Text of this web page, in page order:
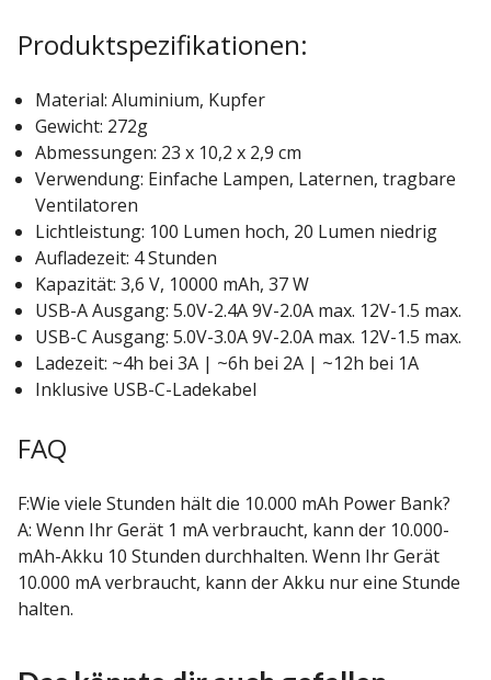
Produktspezifikationen:
Material: Aluminium, Kupfer
Gewicht: 272g
Abmessungen: 23 x 10,2 x 2,9 cm
Verwendung: Einfache Lampen, Laternen, tragbare
Ventilatoren
Lichtleistung: 100 Lumen hoch, 20 Lumen niedrig
Aufladezeit: 4 Stunden
Kapazität: 3,6 V, 10000 mAh, 37 W
USB-A Ausgang: 5.0V-2.4A 9V-2.0A max. 12V-1.5 max.
USB-C Ausgang: 5.0V-3.0A 9V-2.0A max. 12V-1.5 max.
Ladezeit: ~4h bei 3A | ~6h bei 2A | ~12h bei 1A
Inklusive USB-C-Ladekabel
FAQ
F:Wie viele Stunden hält die 10.000 mAh Power Bank?
A: Wenn Ihr Gerät 1 mA verbraucht, kann der 10.000-
mAh-Akku 10 Stunden durchhalten. Wenn Ihr Gerät
10.000 mA verbraucht, kann der Akku nur eine Stunde
halten.